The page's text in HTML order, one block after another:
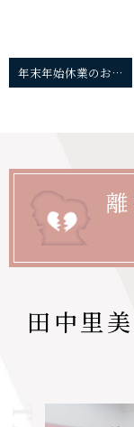
年末年始休業のお知らせ
田中里